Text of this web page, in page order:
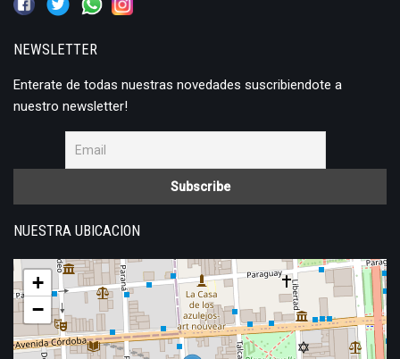
NEWSLETTER
Enterate de todas nuestras novedades suscribiendote a
nuestro newsletter!
NUESTRA UBICACION
+
−